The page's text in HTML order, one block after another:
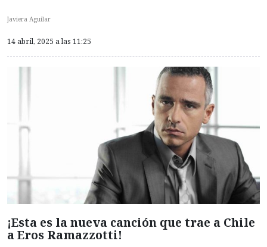
Javiera Aguilar
14 abril, 2025 a las 11:25
¡Esta es la nueva canción que trae a Chile
a Eros Ramazzotti!